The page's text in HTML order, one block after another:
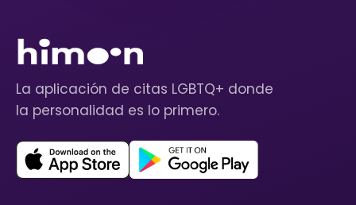
La aplicación de citas LGBTQ+ donde
la personalidad es lo primero.